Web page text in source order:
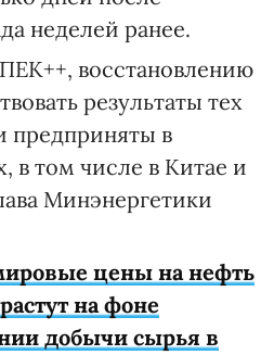
неделей ранее.
восстановлению
результаты тех
предприняты в
в том числе в Китае и
Минэнергетики
цены на нефть
на фоне
добычи сырья в